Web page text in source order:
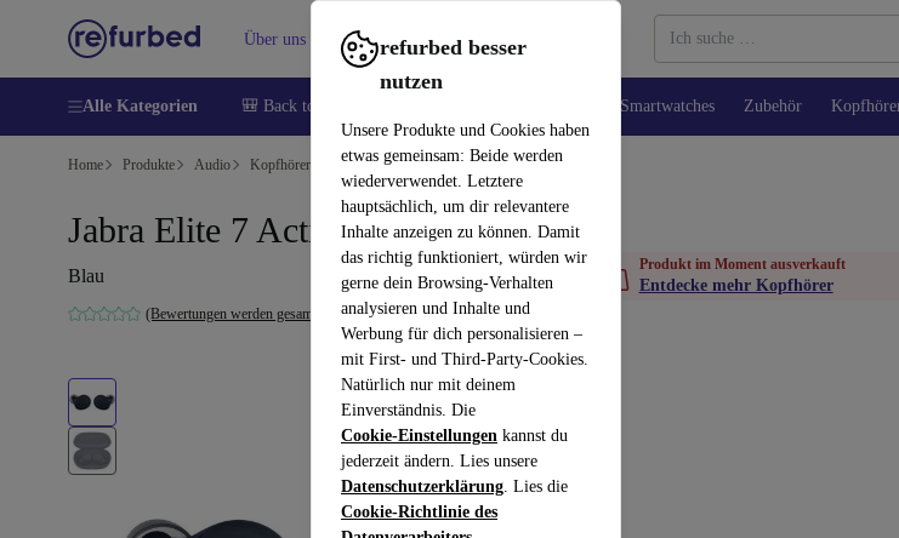
refurbed besser
nutzen
Unsere Produkte und Cookies haben
etwas gemeinsam: Beide werden
wiederverwendet. Letztere
hauptsächlich, um dir relevantere
Inhalte anzeigen zu können. Damit
das richtig funktioniert, würden wir
gerne dein Browsing-Verhalten
analysieren und Inhalte und
Werbung für dich personalisieren –
mit First- und Third-Party-Cookies.
Natürlich nur mit deinem
Einverständnis. Die
Cookie-Einstellungen kannst du
jederzeit ändern. Lies unsere
Datenschutzerklärung. Lies die
Cookie-Richtlinie des
Über uns Verkaufen Hilfe
Alle Kategorien 🎒 Back to school Smartwatches Zubehör
Home Produkte Audio Kopfhörer
Jabra Elite 7 Active
Blau
(Bewertungen werden gesammelt)
Produkt im Moment ausverkauft
Entdecke mehr Kopfhörer